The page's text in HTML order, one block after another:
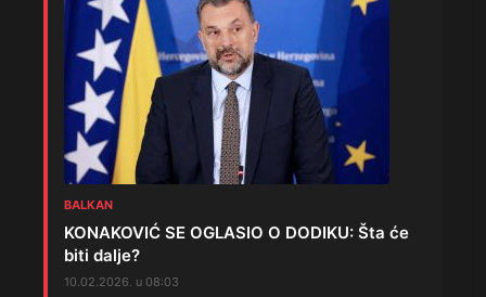
BALKAN
KONAKOVIĆ SE OGLASIO O DODIKU: Šta će
biti dalje?
10.02.2026. u 08:03